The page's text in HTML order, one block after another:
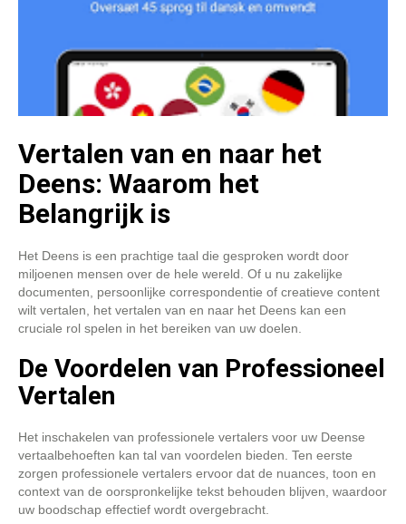
Vertalen van en naar het
Deens: Waarom het
Belangrijk is
Het Deens is een prachtige taal die gesproken wordt door
miljoenen mensen over de hele wereld. Of u nu zakelijke
documenten, persoonlijke correspondentie of creatieve content
wilt vertalen, het vertalen van en naar het Deens kan een
cruciale rol spelen in het bereiken van uw doelen.
De Voordelen van Professioneel
Vertalen
Het inschakelen van professionele vertalers voor uw Deense
vertaalbehoeften kan tal van voordelen bieden. Ten eerste
zorgen professionele vertalers ervoor dat de nuances, toon en
context van de oorspronkelijke tekst behouden blijven, waardoor
uw boodschap effectief wordt overgebracht.